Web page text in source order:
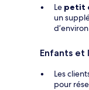
Le petit
un
Enfants et
Les
pour